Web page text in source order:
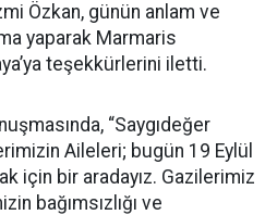
Özkan, günün anlam ve
yaparak Marmaris
teşekkürlerini iletti.
“Saygıdeğer
Aileleri; bugün 19 Eylül
için bir aradayız. Gazilerimiz
bağımsızlığı ve